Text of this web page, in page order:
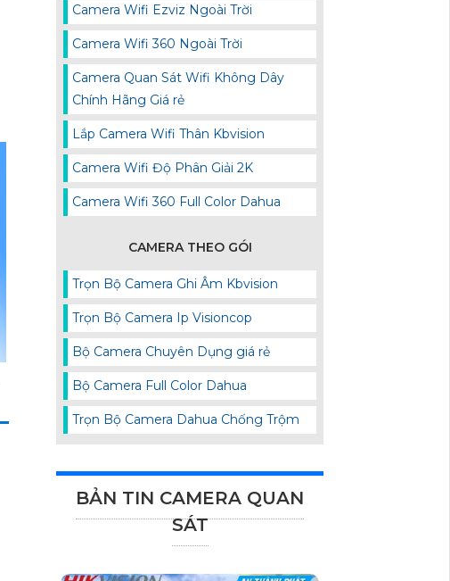
Camera Wifi Ezviz Ngoài Trời
Camera Wifi 360 Ngoài Trời
Camera Quan Sát Wifi Không Dây
Chính Hãng Giá rẻ
Lắp Camera Wifi Thân Kbvision
Camera Wifi Độ Phân Giải 2K
Camera Wifi 360 Full Color Dahua
CAMERA THEO GÓI
Trọn Bộ Camera Ghi Âm Kbvision
Trọn Bộ Camera Ip Visioncop
Bộ Camera Chuyên Dụng giá rẻ
Bộ Camera Full Color Dahua
Trọn Bộ Camera Dahua Chống Trộm
BẢN TIN CAMERA QUAN
SÁT